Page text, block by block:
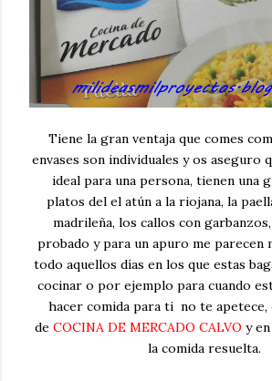
Tiene la gran ventaja que comes
envases son individuales y os aseguro
ideal para una persona, tienen una
platos del el atún a la riojana, la
madrileña, los callos con
probado y para un apuro me parecen
todo aquellos días en los que estas
cocinar o por ejemplo para cuando
hacer comida para ti no te apetece,
de COCINA DE MERCADO CALVO y
la comida resuelta.